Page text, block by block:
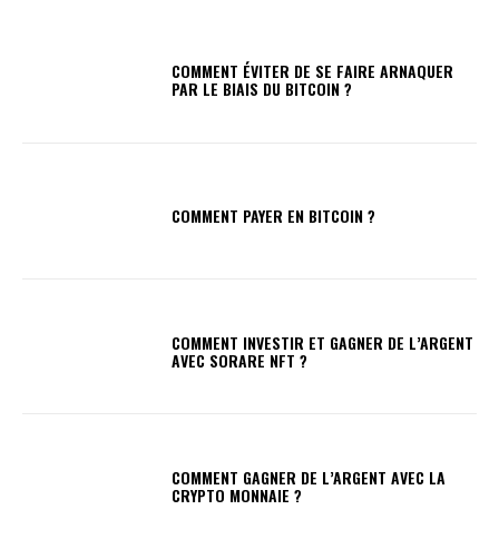
COMMENT ÉVITER DE SE FAIRE ARNAQUER
PAR LE BIAIS DU BITCOIN ?
COMMENT PAYER EN BITCOIN ?
COMMENT INVESTIR ET GAGNER DE L’ARGENT
AVEC SORARE NFT ?
COMMENT GAGNER DE L’ARGENT AVEC LA
CRYPTO MONNAIE ?